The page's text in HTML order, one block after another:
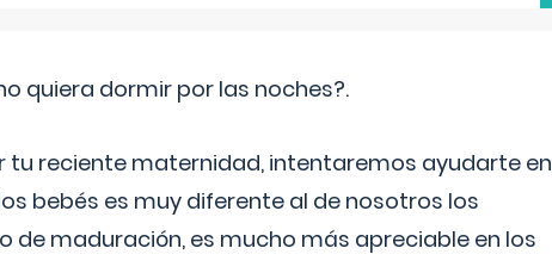
quiera dormir por las noches?.
reciente maternidad, intentaremos ayudarte en
bebés es muy diferente al de nosotros los
de maduración, es mucho más apreciable en los